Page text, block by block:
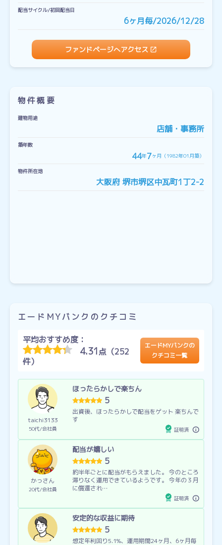
配当サイクル/初回配当日
6ヶ月毎/2026/12/28
ファンドページへアクセス
物件概要
建物用途
店舗・事務所
築年数
44年7ヶ月（1982年01月築）
物件所在地
大阪府 堺市堺区中瓦町1丁2-2
エードMYバンクのクチコミ
平均おすすめ度：
4.31点（252
件）
エードMYバンクの
クチコミ一覧
taichi3133
50代 会社員
ほったらかしで楽ちん
5
出資後、ほったらかしで配当をゲット 楽ちんで
す
証明済
かっさん
20代 会社員
配当が嬉しい
5
約半年ごとに配当がもらえました。 今のところ
滞りなく運用できているようです。 今年の３月
に償還され…
証明済
安定的な収益に期待
5
想定年利回り5.1%、運用期間24ヶ月、6ヶ月毎